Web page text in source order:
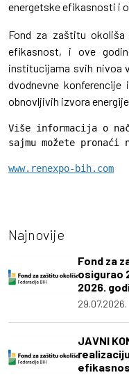
energetske efikasnosti i
Fond za zaštitu
efikasnost, i ove
institucijama svih nivoa
dvodnevne
obnovljivih izvora
Više informacija o
sajmu možete pronaći
www.renexpo-bih.com
Najnovije
Fond za
osigurao
2026.
29.07.2026.
JAVNI